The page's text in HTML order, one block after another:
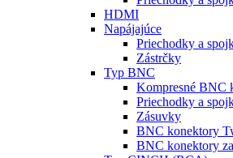
HDMI
Napájajúce
Priechodky a
Zástrčky
Typ BNC
Kompresné BNC
Priechodky a
Zásuvky
BNC konektory
BNC konektory